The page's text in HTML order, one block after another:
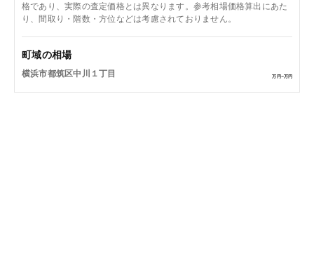
格であり、実際の査定価格とは異なります。参考相場価格算出にあた
り、間取り・階数・方位などは考慮されておりません。
町域の相場
横浜市都筑区中川１丁目 万円~万円